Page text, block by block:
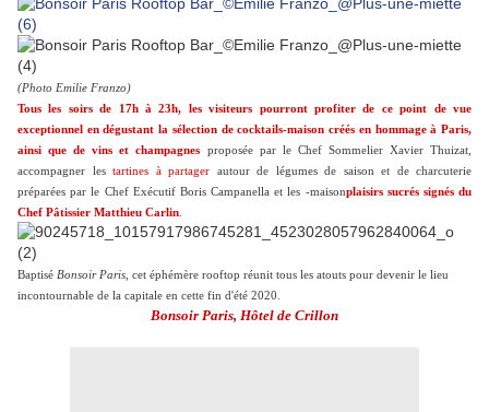
(Photo Emilie Franzo)
Tous les soirs de 17h à 23h, les visiteurs pourront profiter de ce point de vue
exceptionnel en dégustant la sélection de cocktails-maison créés en hommage à Paris,
ainsi que de vins et champagnes proposée par le Chef Sommelier Xavier Thuizat,
accompagner les tartines à partager autour de légumes de saison et de charcuterie
préparées par le Chef Exécutif Boris Campanella et les -maisonplaisirs sucrés signés du
Chef Pâtissier Matthieu Carlin
Baptisé Bonsoir Paris , cet éphémère rooftop réunit tous les atouts pour devenir le lieu
incontournable de la capitale en cette fin d'été 2020.
Bonsoir Paris, Hôtel de Crillon